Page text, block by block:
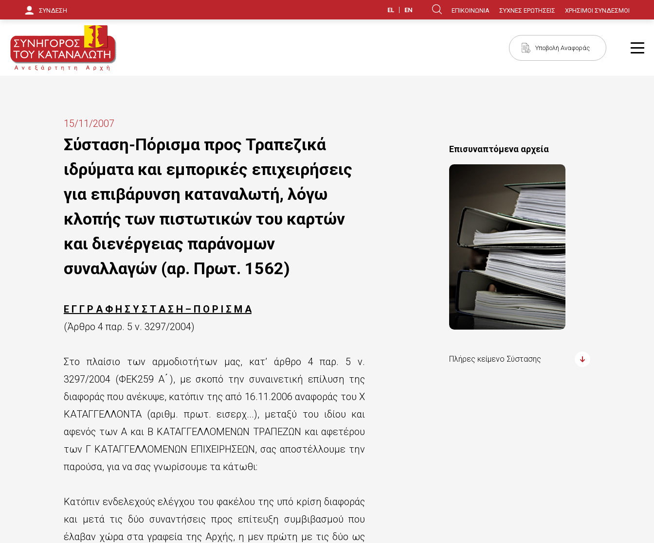
ΣΥΝΔΕΣΗ EL EN
Κεφαλίδα
Πλοήγηση
ΕΠΙΚΟΙΝΩΝΙΑ ΣΥΧΝΕΣ ΕΡΩΤΗΣΕΙΣ ΧΡΗΣΙΜΟΙ ΣΥΝΔΕΣΜΟΙ
Υποβολή Αναφοράς
15/11/2007
Σύσταση-Πόρισμα προς Τραπεζικά
ιδρύματα και εμπορικές επιχειρήσεις
για επιβάρυνση καταναλωτή, λόγω
κλοπής των πιστωτικών του καρτών
και διενέργειας παράνομων
συναλλαγών (αρ. Πρωτ. 1562)
Ε Γ Γ Ρ Α Φ Η Σ Υ Σ Τ Α Σ Η – Π Ο Ρ Ι Σ Μ Α
(Άρθρο 4 παρ. 5 ν. 3297/2004)
Στο πλαίσιο των αρμοδιοτήτων μας, κατ’ άρθρο 4 παρ. 5 ν.
3297/2004 (ΦΕΚ259 Α ́), με σκοπό την συναινετική επίλυση της
διαφοράς που ανέκυψε, κατόπιν της από 16.11.2006 αναφοράς του Χ
ΚΑΤΑΓΓΕΛΛΟΝΤΑ (αριθμ. πρωτ. εισερχ...), μεταξύ του ιδίου και
αφενός των Α και Β ΚΑΤΑΓΓΕΛΛΟΜΕΝΩΝ ΤΡΑΠΕΖΩΝ και αφετέρου
των Γ ΚΑΤΑΓΓΕΛΛΟΜΕΝΩΝ ΕΠΙΧΕΙΡΗΣΕΩΝ, σας αποστέλλουμε την
παρούσα, για να σας γνωρίσουμε τα κάτωθι:
Κατόπιν ενδελεχούς ελέγχου του φακέλου της υπό κρίση διαφοράς
και μετά τις δύο συναντήσεις προς επίτευξη συμβιβασμού που
έλαβαν χώρα στα γραφεία της Αρχής, η μεν πρώτη με τις δύο ως
Επισυναπτόμενα αρχεία
Πλήρες κείμενο Σύστασης